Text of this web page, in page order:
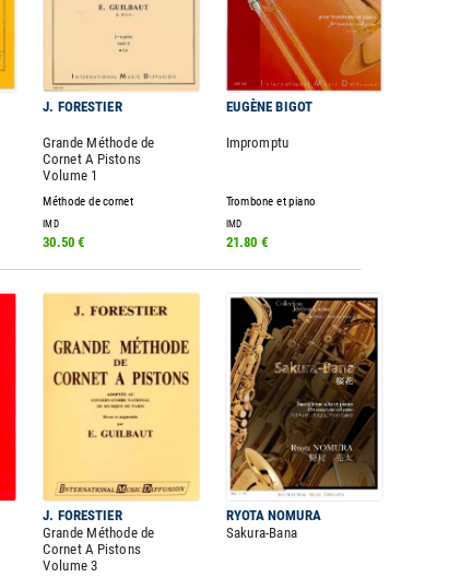
J. FORESTIER EUGÈNE BIGOT
Grande Méthode de
Cornet A Pistons
Volume 1
Impromptu
Méthode de cornet Trombone et piano
IMD IMD
30.50 € 21.80 €
J. FORESTIER RYOTA NOMURA
Grande Méthode de
Cornet A Pistons
Volume 3
Sakura-Bana